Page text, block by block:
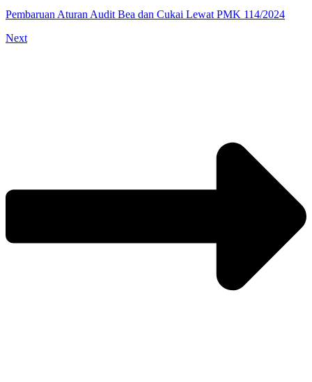
Pembaruan Aturan Audit Bea dan Cukai Lewat PMK 114/2024
Next